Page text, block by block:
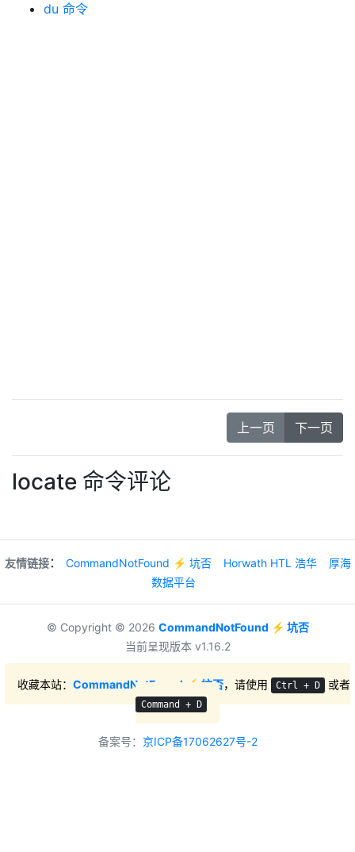
du 命令
上一页 下一页
locate 命令评论
友情链接： CommandNotFound ⚡️ 坑否 Horwath HTL 浩华
厚海
数据平台
© Copyright © 2026 CommandNotFound ⚡️ 坑否
当前呈现版本 v1.16.2
收藏本站： CommandNotFound ⚡️ 坑否，请使用 Ctrl + D 或者
Command + D
备案号： 京ICP备17062627号-2